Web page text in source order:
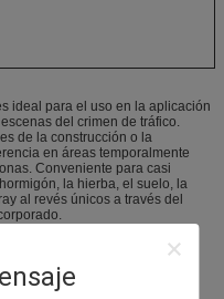
ideal para el uso en la aplicación
del crimen de tráfico.
de la construcción o la
en áreas temporalmente
Conveniente para casi
la hierba, el suelo, la
al revés únicos a través del